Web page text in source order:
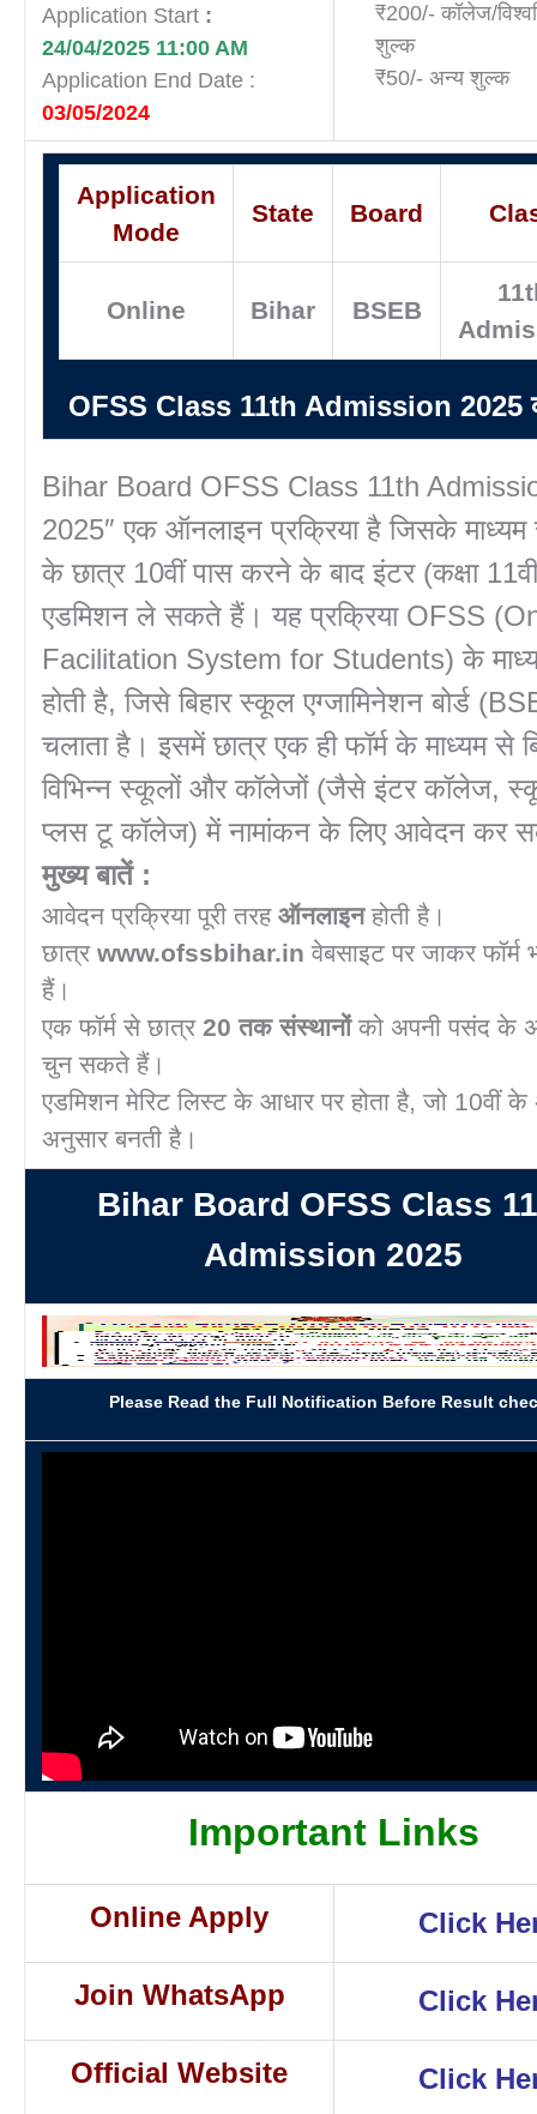
Application Start:
24/04/2025 11:00 AM
Application End Date :
03/05/2024
₹200/- कॉलेज/
शुल्क
₹50/- अन्य शुल्क
Application
Mode
State Board
Online Bihar BSEB
OFSS Class 11th Admission 2025
Bihar Board OFSS Class 11th
2025″ एक ऑनलाइन प्रक्रिया है जिसके माध्यम
के छात्र 10वीं पास करने के बाद इंटर (कक्षा
एडमिशन ले सकते हैं। यह प्रक्रिया OFSS
Facilitation System for Students) के
होती है, जिसे बिहार स्कूल एग्जामिनेशन बोर्ड
चलाता है। इसमें छात्र एक ही फॉर्म के माध्यम से
विभिन्न स्कूलों और कॉलेजों (जैसे इंटर कॉलेज,
प्लस टू कॉलेज) में नामांकन के लिए आवेदन कर
मुख्य बातें :
आवेदन प्रक्रिया पूरी तरह ऑनलाइनहोती है।
छात्र www.ofssbihar.in वेबसाइट पर जाकर
हैं।
एक फॉर्म से छात्र 20 तक संस्थानोंको अपनी पसंद के
चुन सकते हैं।
एडमिशन मेरिट लिस्ट के आधार पर होता है, जो 10वीं
अनुसार बनती है।
Bihar Board OFSS Class
Admission 2025
Please Read the Full Notification Before Result
Important Links
Online Apply Click
Join WhatsApp Click
Official Website Click